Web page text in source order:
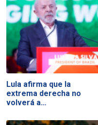
Lula afirma que la
extrema derecha no
volverá a…